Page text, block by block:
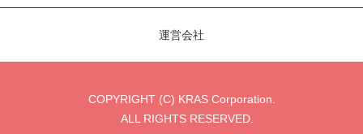
運営会社
COPYRIGHT (C) KRAS Corporation.
ALL RIGHTS RESERVED.